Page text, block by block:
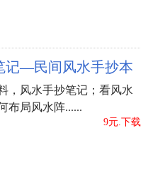
另一方。
记—民间风水手抄本
，风水手抄笔记；看风水
布局风水阵......
9元.下载